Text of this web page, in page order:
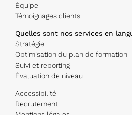
Équipe
Témoignages clients
Quelles sont nos services en
Stratégie
Optimisation du plan de formation
Suivi et reporting
Évaluation de niveau
Accessibilité
Recrutement